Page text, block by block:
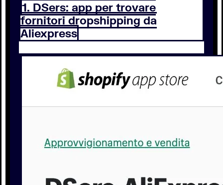
1. DSers: app per trovare
fornitori dropshipping da
Aliexpress